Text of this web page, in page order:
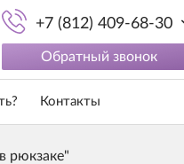
+7 (812) 409-68-30
Обратный звонок
Контакты
рюкзаке"